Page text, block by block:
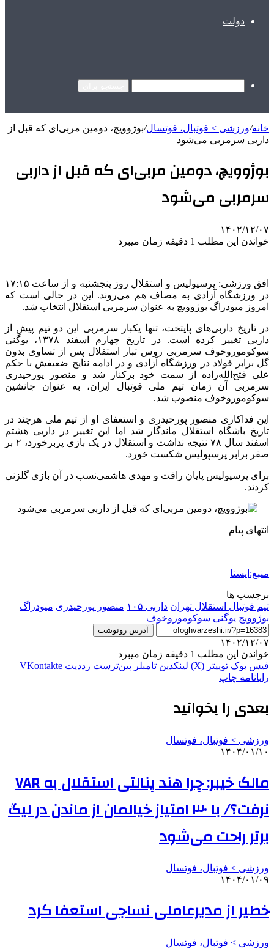
دولت
خانه/ورزشی > فوتبال، فوتسال/بوژوویچ، دومین مربی‌ای که قبل از
داربی سرمربی می‌شود
بوژوویچ، دومین مربی‌ای که قبل از داربی
سرمربی می‌شود
۱۴۰۲/۱۲/۰۷
خواندن این مطلب 1 دقیقه زمان میبرد
افق ورزشی: پرسپولیس و استقلال روز پنجشنبه و از ساعت ۱۷:۱۵
در ورزشگاه آزادی به مصاف هم می‌روند. این در حالی است که
امروز میودراگ بوژوویچ به عنوان سرمربی استقلال انتخاب شد.
در تاریخ داربی‌های پایتخت، تنها یکبار سرمربی این دو تیم پیش از
داربی تغییر کرده است. در تاریخ چهارم اسفند ۱۳۷۸، یوگنی
سوکوموروخوف سرمربی روس تبار استقلال پس از تساوی بدون
گل برابر فولاد در ورزشگاه آزادی و در ادامه نتایج ضعیفش با حکم
علی فتح‌الله‌زاده از سمت خود برکنار شد و منصور پورحیدری
سرمربی آن زمان تیم ملی فوتبال ایران، به عنوان جانشین
سوکوموروخوف منصوب شد.
این فداکاری منصور پورحیدری و استعفای او از تیم ملی هرچند در
تاریخ باشگاه استقلال ماندگار شد اما این تغییر در داربی هشتم
اسفند سال ۷۸ نتیجه نداشت و استقلال در یک بازی پربرخورد، ۲ بر
صفر برابر پرسپولیس شکست خورد.
برای پرسپولیس پایان رافت و مهدی هاشمی‌نسب در آن بازی گلزنی
کردند.
انتهای پیام
منبع:ایسنا
برچسب ها
تيم فوتبال استقلال تهران داربی ۱۰۵ منصور پورحیدری میودراگ
بوژوویچ یوگنی سوکوموروخوف
آدرس رونوشت
۱۴۰۲/۱۲/۰۷
خواندن این مطلب 1 دقیقه زمان میبرد
فیس بوک توییتر (X) لینکدین ‫تامبلر ‫پین‌ترست ‫رددیت ‫VKontakte
رایانامه چاپ
بعدی را بخوانید
ورزشی > فوتبال، فوتسال
۱۴۰۴/۰۱/۱۰
مالک خیبر: چرا هند پنالتی استقلال به VAR
نرفت؟/ با ۳۰ امتیاز خیالمان از ماندن در لیگ
برتر راحت می‌شود
ورزشی > فوتبال، فوتسال
۱۴۰۴/۰۱/۰۹
خطیر از مدیرعاملی نساجی استعفا کرد
ورزشی > فوتبال، فوتسال